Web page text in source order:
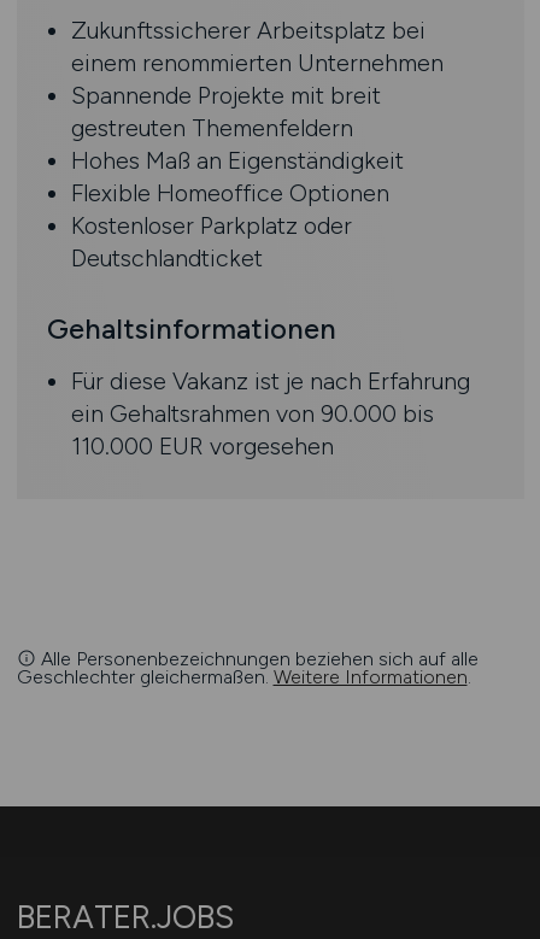
Zukunftssicherer Arbeitsplatz bei
einem renommierten Unternehmen
Spannende Projekte mit breit
gestreuten Themenfeldern
Hohes Maß an Eigenständigkeit
Flexible Homeoffice Optionen
Kostenloser Parkplatz oder
Deutschlandticket
Gehaltsinformationen
Für diese Vakanz ist je nach Erfahrung
ein Gehaltsrahmen von 90.000 bis
110.000 EUR vorgesehen
Alle Personenbezeichnungen beziehen sich auf alle
Geschlechter gleichermaßen. Weitere Informationen.
BERATER.JOBS